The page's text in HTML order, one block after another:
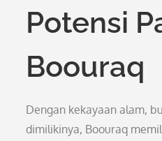
Potensi
Boouraq
Dengan kekayaan alam,
dimilikinya, Boouraq